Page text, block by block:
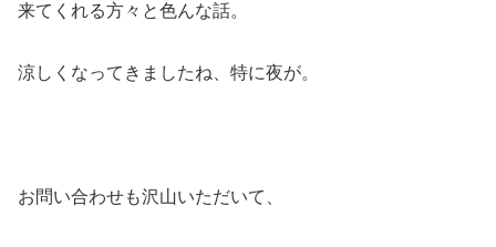
来てくれる方々と色んな話。
涼しくなってきましたね、特に夜が。
お問い合わせも沢山いただいて、